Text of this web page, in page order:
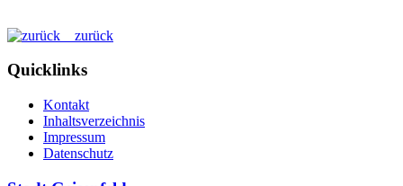
zurück
Quicklinks
Kontakt
Inhaltsverzeichnis
Impressum
Datenschutz